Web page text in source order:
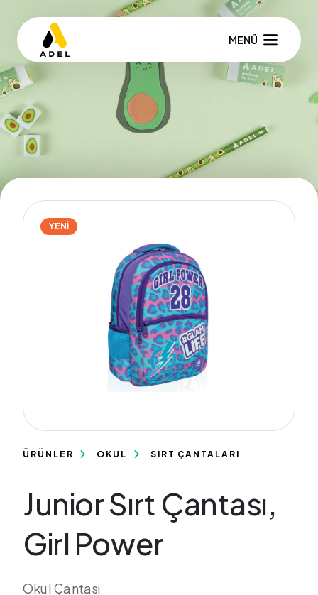
MENÜ
YENİ
ÜRÜNLER OKUL SIRT ÇANTALARI
Junior Sırt Çantası,
Girl Power
Okul Çantası